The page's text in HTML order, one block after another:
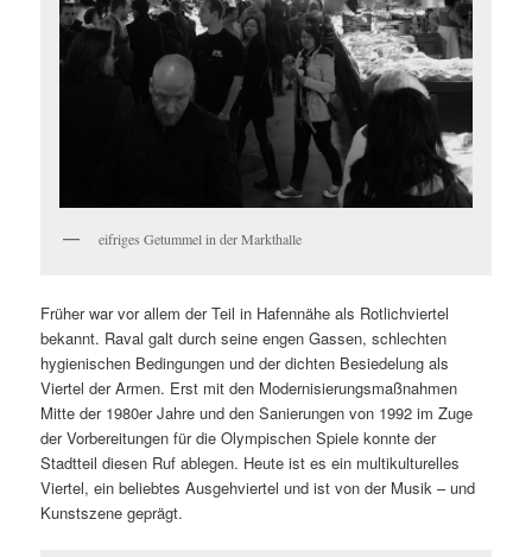
eifriges Getummel in der Markthalle
Früher war vor allem der Teil in Hafennähe als Rotlichviertel
bekannt. Raval galt durch seine engen Gassen, schlechten
hygienischen Bedingungen und der dichten Besiedelung als
Viertel der Armen. Erst mit den Modernisierungsmaßnahmen
Mitte der 1980er Jahre und den Sanierungen von 1992 im Zuge
der Vorbereitungen für die Olympischen Spiele konnte der
Stadtteil diesen Ruf ablegen. Heute ist es ein multikulturelles
Viertel, ein beliebtes Ausgehviertel und ist von der Musik – und
Kunstszene geprägt.